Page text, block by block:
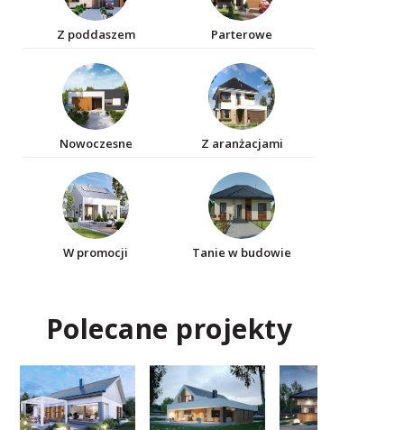
Z poddaszem Parterowe
Nowoczesne Z aranżacjami
W promocji Tanie w budowie
Polecane projekty